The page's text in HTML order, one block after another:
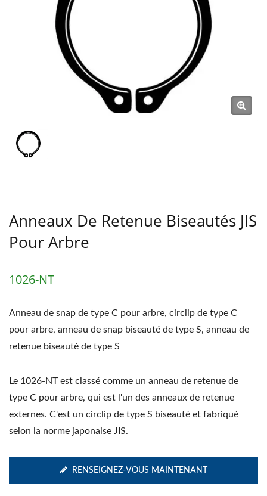
Type C, Rondelle, Écrou De
Blocage, Clip, Anneau
Élastique, Goupille) Depuis
1991 | SHOU LONG
Anneaux De Retenue Biseautés JIS
Pour Arbre
1026-NT
Anneau de snap de type C pour arbre, circlip de type C
pour arbre, anneau de snap biseauté de type S, anneau de
retenue biseauté de type S
Le 1026-NT est classé comme un anneau de retenue de
type C pour arbre, qui est l'un des anneaux de retenue
externes. C'est un circlip de type S biseauté et fabriqué
selon la norme japonaise JIS.
RENSEIGNEZ-VOUS MAINTENANT